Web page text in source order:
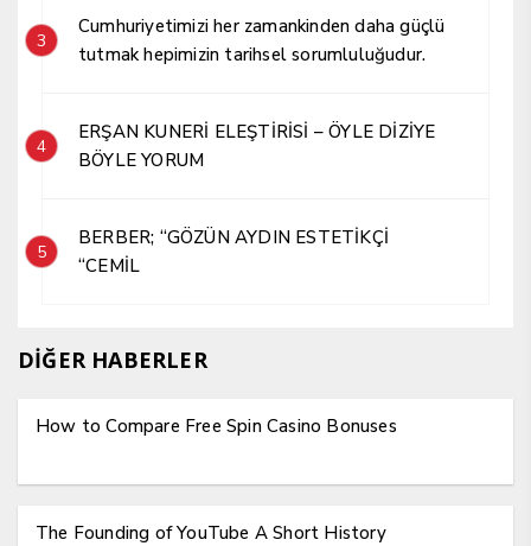
3
Cumhuriyetimizi her zamankinden daha güçlü
tutmak hepimizin tarihsel sorumluluğudur.
4
ERŞAN KUNERİ ELEŞTİRİSİ – ÖYLE DİZİYE
BÖYLE YORUM
5
BERBER; “GÖZÜN AYDIN ESTETİKÇİ
“CEMİL
DİĞER HABERLER
How to Compare Free Spin Casino Bonuses
The Founding of YouTube A Short History